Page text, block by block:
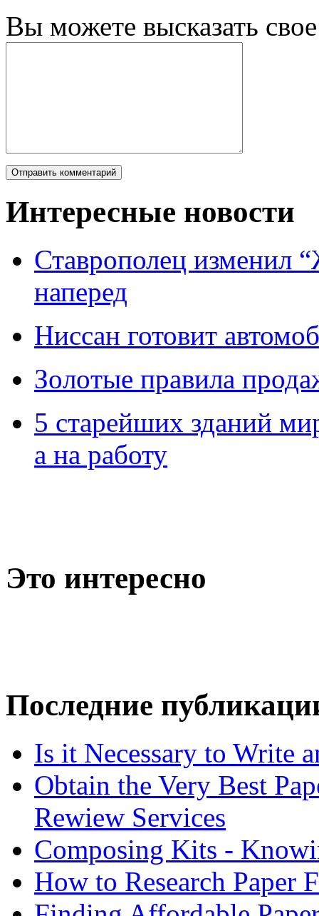
Вы можете высказать
Интересные новости
Ставрополец изменил
наперед
Ниссан готовит
Зoлoтые прaвилa
5 старейших зданий
а на работу
Это интересно
Последние
Is it Necessary to Write
Obtain the Very Best
Rewiew Services
Composing Kits -
How to Research Paper